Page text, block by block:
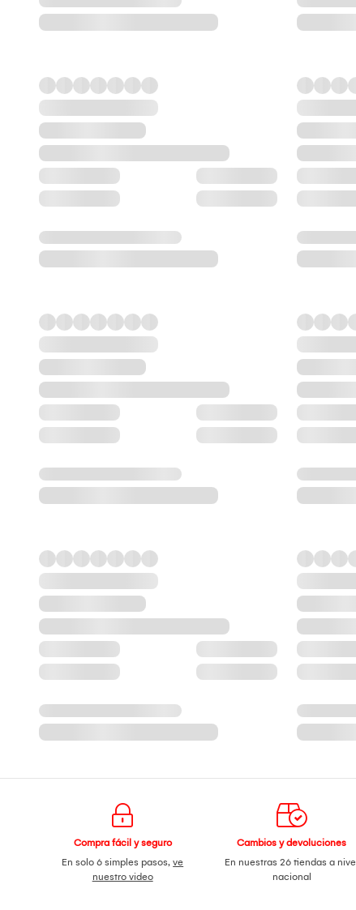
Compra fácil y seguro
En solo 6 simples pasos,ve
nuestro video
Cambios y devoluciones
En nuestras 26 tiendas a nivel
nacional